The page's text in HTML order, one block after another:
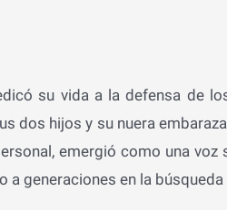
su vida a la defensa de
dos hijos y su nuera
emergió como una voz
a generaciones en la